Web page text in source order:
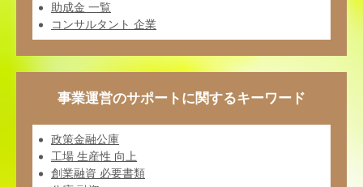
助成金 一覧
コンサルタント 企業
事業運営のサポートに関するキーワード
政策金融公庫
工場 生産性 向上
創業融資 必要書類